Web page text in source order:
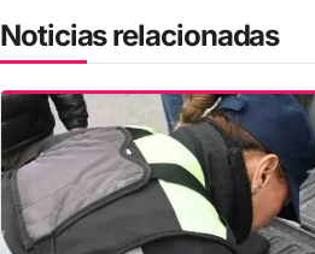
Noticias relacionadas